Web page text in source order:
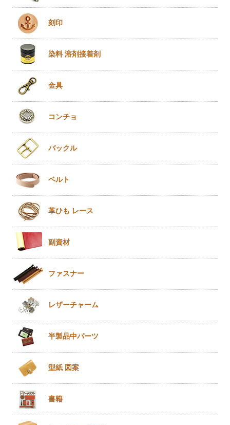
刻印
染料 溶剤接着剤
金具
コンチョ
バックル
ベルト
革ひも レース
副資材
ファスナー
レザーチャーム
半製品中パーツ
型紙 図案
書籍